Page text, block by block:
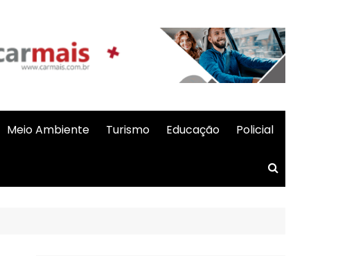
Meio Ambiente Turismo Educação Policial